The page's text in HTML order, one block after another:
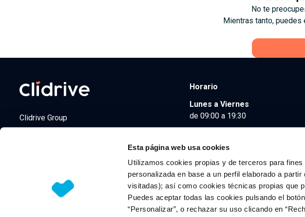
Esta página web usa cookies
Utilizamos cookies propias y de terceros para
personalizada en base a un perfil elaborado a
visitadas); así como cookies técnicas propias que
Puedes aceptar todas las cookies pulsando el
“Personalizar”, o rechazar su uso clicando en
No te
Mientras tanto, puedes
Clidrive Group
Horario
Lunes a Viernes
de 09:00 a 19:30
© 2026 CLIDRIVE CAPITAL, SOCIEDAD LIMITADA. Todos los derechos reservados.